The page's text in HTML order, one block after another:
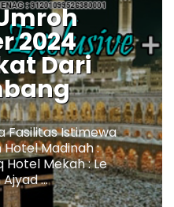
2024
Dari
Fasilitas Istimewa
Madinah :
Hotel Mekah : Le
...